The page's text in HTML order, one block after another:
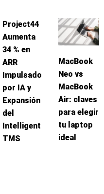
Project44
Aumenta
34 % en
ARR
Impulsado
por IA y
Expansión
del
Intelligent
TMS
MacBook
Neo vs
MacBook
Air: claves
para elegir
tu laptop
ideal